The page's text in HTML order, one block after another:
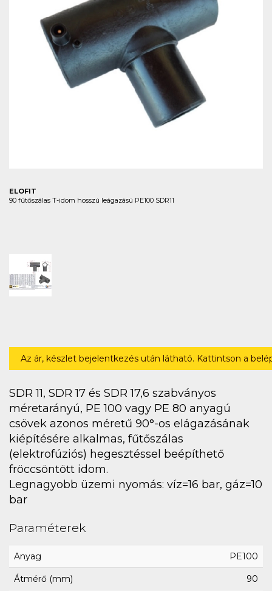
ELOFIT
90 fűtőszálas T-idom hosszú leágazású PE100 SDR11
Az ár, készlet bejelentkezés után látható. Kattintson a
SDR 11, SDR 17 és SDR 17,6 szabványos
méretarányú, PE 100 vagy PE 80 anyagú
csövek azonos méretű 90°-os elágazásának
kiépítésére alkalmas, fűtőszálas
(elektrofúziós) hegesztéssel beépíthető
fröccsöntött idom.
Legnagyobb üzemi nyomás: víz=16 bar, gáz=10
bar
Paraméterek
Anyag PE100
Átmérő (mm) 90